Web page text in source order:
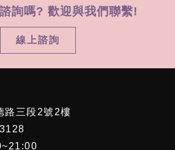
詢嗎? 歡迎與我們聯繫!
線上諮詢
路三段2號2樓